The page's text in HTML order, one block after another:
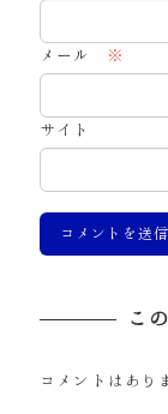
メール ※
サイト
こ
コメントはあり